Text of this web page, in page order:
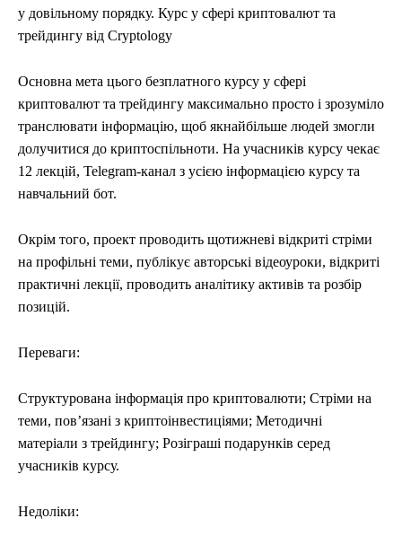
у довільному порядку. Курс у сфері криптовалют та
трейдингу від Cryptology
Основна мета цього безплатного курсу у сфері
криптовалют та трейдингу максимально просто і зрозуміло
транслювати інформацію, щоб якнайбільше людей змогли
долучитися до криптоспільноти. На учасників курсу чекає
12 лекцій, Telegram-канал з усією інформацією курсу та
навчальний бот.
Окрім того, проект проводить щотижневі відкриті стріми
на профільні теми, публікує авторські відеоуроки, відкриті
практичні лекції, проводить аналітику активів та розбір
позицій.
Переваги:
Структурована інформація про криптовалюти; Стріми на
теми, повʼязані з криптоінвестиціями; Методичні
матеріали з трейдингу; Розіграші подарунків серед
учасників курсу.
Недоліки: